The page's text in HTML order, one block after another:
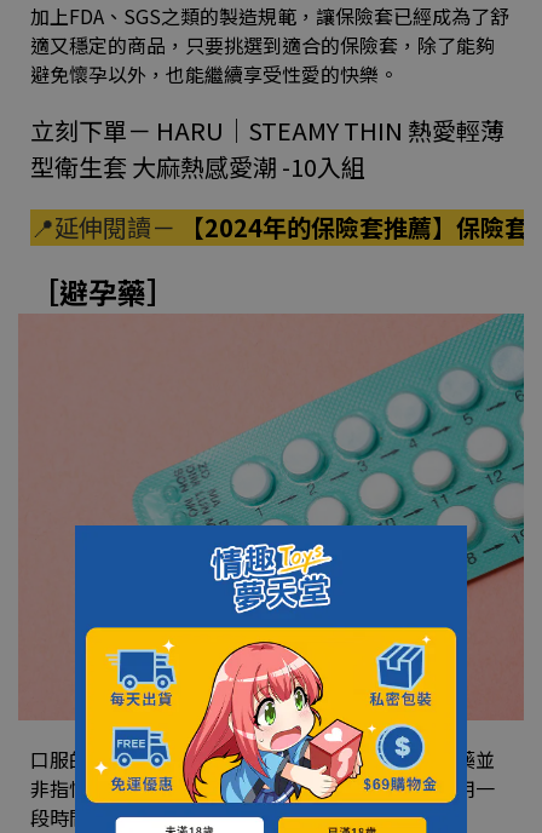
加上FDA、SGS之類的製造規範，讓保險套已經成為了舒
適又穩定的商品，只要挑選到適合的保險套，除了能夠
避免懷孕以外，也能繼續享受性愛的快樂。
立刻下單－ HARU｜STEAMY THIN 熱愛輕薄
型衛生套 大麻熱感愛潮 -10入組
📍延伸閱讀－
【2024年的保險套推薦】保險
［避孕藥］
口服的避孕藥又分成事前與事後避孕藥，事前避孕藥並
非指性愛前幾小時服用就可以，而是要依照指示服用一
段時間後才會有效，